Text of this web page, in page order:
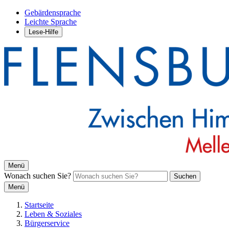
Gebärdensprache
Leichte Sprache
Lese-Hilfe
Menü
Wonach suchen Sie?
Suchen
Menü
Startseite
Leben & Soziales
Bürgerservice